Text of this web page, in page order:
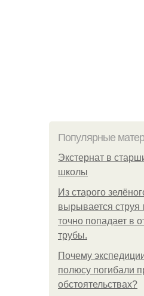
Популярные
Экстернат в
школы
Из старого
вырывается струя
точно попадает в
трубы.
Почему
полюсу погибали
обстоятельствах?